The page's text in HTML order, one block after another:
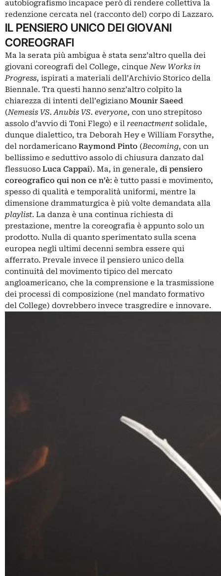
autobiografismo incapace però di rendere collettiva la
redenzione cercata nel (racconto del) corpo di Lazzaro.
IL PENSIERO UNICO DEI GIOVANI
COREOGRAFI
Ma la serata più ambigua è stata senz’altro quella dei
giovani coreografi del College, cinque New Works in
Progress, ispirati a materiali dell’Archivio Storico della
Biennale. Tra questi hanno senz’altro colpito la
chiarezza di intenti dell’egiziano Mounir Saeed
(Nemesis VS. Anubis VS. everyone, con uno strepitoso
assolo d’avvio di Toni Flego) e il reenactment solidale,
dunque dialettico, tra Deborah Hey e William Forsythe,
del nordamericano Raymond Pinto (Becoming, con un
bellissimo e seduttivo assolo di chiusura danzato dal
flessuoso Luca Cappai). Ma, in generale, di pensiero
coreografico qui non ce n’è: è tutto passi e movimento,
spesso di qualità e temporalità uniformi, mentre la
dimensione drammaturgica è più volte demandata alla
playlist. La danza è una continua richiesta di
prestazione, mentre la coreografia è appunto solo un
prodotto. Nulla di quanto sperimentato sulla scena
europea negli ultimi decenni sembra essere qui
afferrato. Prevale invece il pensiero unico della
continuità del movimento tipico del mercato
angloamericano, che la comprensione e la trasmissione
dei processi di composizione (nel mandato formativo
del College) dovrebbero invece trasgredire e innovare.